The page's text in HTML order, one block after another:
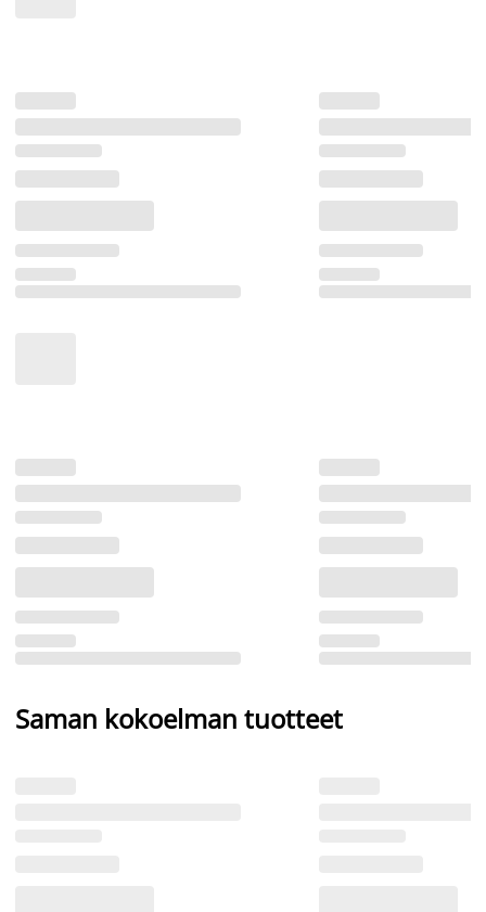
Saman kokoelman tuotteet